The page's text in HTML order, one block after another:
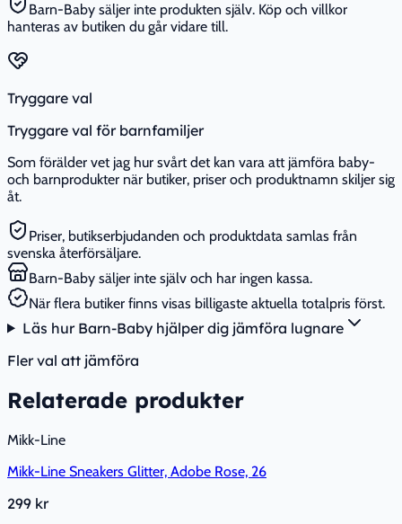
Barn-Baby säljer inte produkten själv. Köp och villkor
hanteras av butiken du går vidare till.
Tryggare val
Tryggare val för barnfamiljer
Som förälder vet jag hur svårt det kan vara att jämföra baby-
och barnprodukter när butiker, priser och produktnamn skiljer sig
åt.
Priser, butikserbjudanden och produktdata samlas från
svenska återförsäljare.
Barn-Baby säljer inte själv och har ingen kassa.
När flera butiker finns visas billigaste aktuella totalpris först.
Läs hur Barn-Baby hjälper dig jämföra lugnare
Fler val att jämföra
Relaterade produkter
Mikk-Line
Mikk-Line Sneakers Glitter, Adobe Rose, 26
299 kr